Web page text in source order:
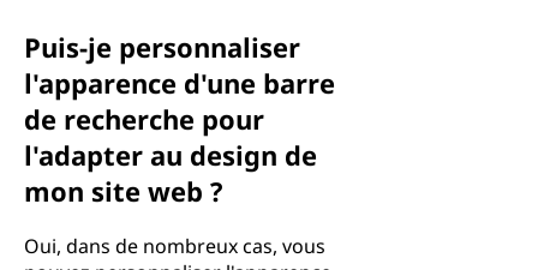
Puis-je personnaliser
l'apparence d'une barre
de recherche pour
l'adapter au design de
mon site web ?
Oui, dans de nombreux cas, vous